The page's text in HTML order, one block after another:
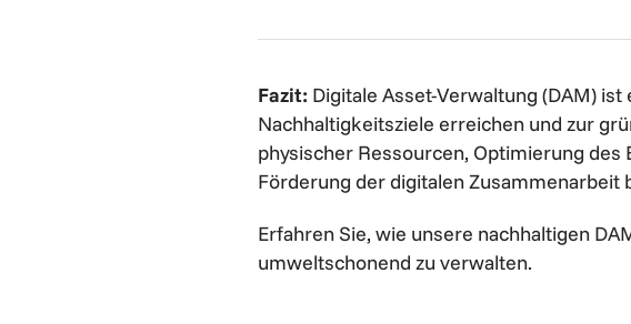
Fazit: Digitale Asset-Verwaltung (DAM)
Nachhaltigkeitsziele erreichen und zur
physischer Ressourcen, Optimierung
Förderung der digitalen
Erfahren Sie, wie unsere nachhaltigen
umweltschonend zu verwalten.